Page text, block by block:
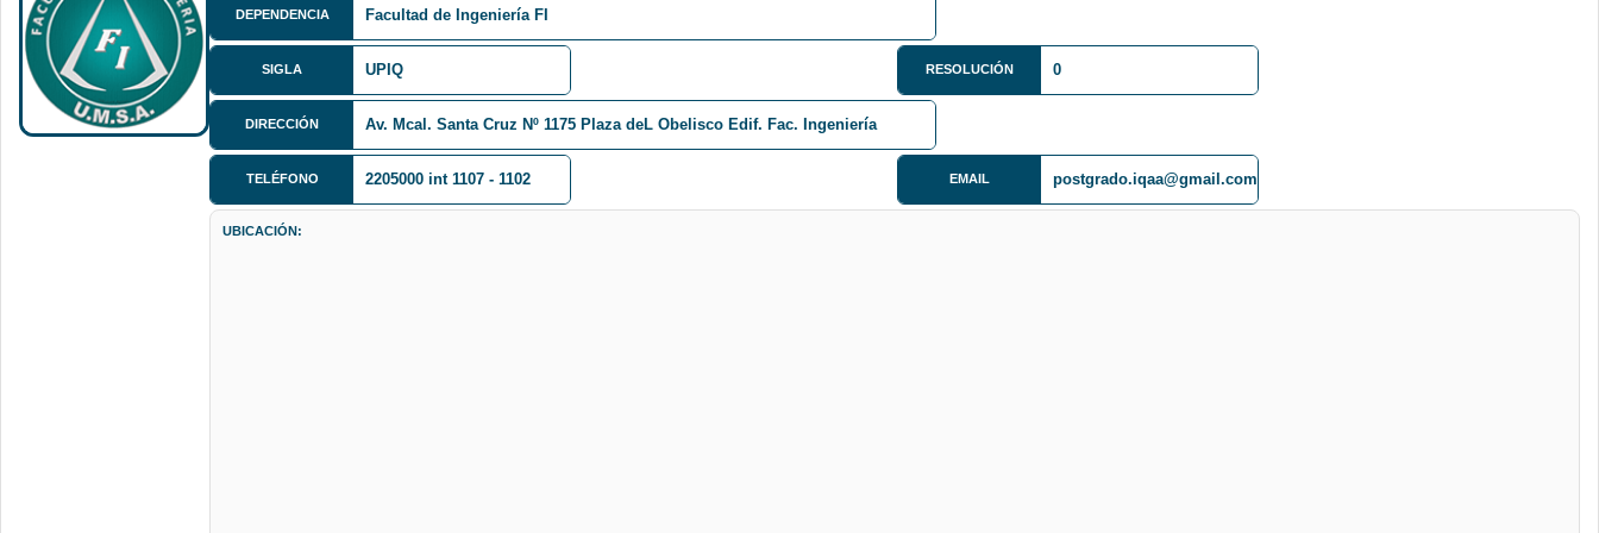
DEPENDENCIA Facultad de Ingeniería FI
SIGLA UPIQ RESOLUCIÓN 0
DIRECCIÓN Av. Mcal. Santa Cruz Nº 1175 Plaza deL Obelisco Edif. Fac. Ingeniería
TELÉFONO 2205000 int 1107 - 1102 EMAIL postgrado.iqaa@gmail.com
UBICACIÓN: